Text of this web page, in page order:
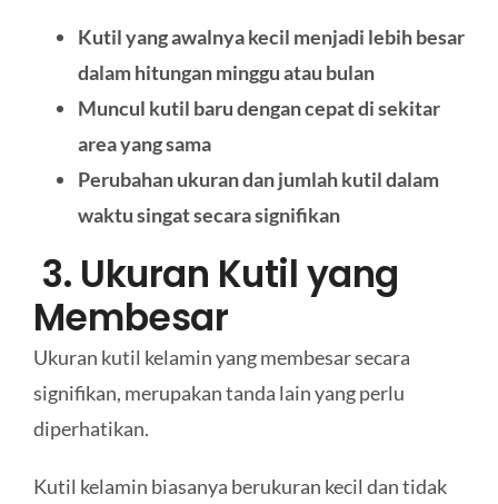
Kutil yang awalnya kecil menjadi lebih besar
dalam hitungan minggu atau bulan
Muncul kutil baru dengan cepat di sekitar
area yang sama
Perubahan ukuran dan jumlah kutil dalam
waktu singat secara signifikan
3. Ukuran Kutil yang
Membesar
Ukuran kutil kelamin yang membesar secara
signifikan, merupakan tanda lain yang perlu
diperhatikan.
Kutil kelamin biasanya berukuran kecil dan tidak